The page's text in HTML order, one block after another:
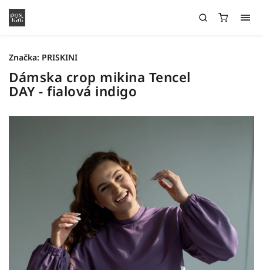
Dámska crop mikina Tencel
DAY - fialová indigo
Značka: PRISKINI